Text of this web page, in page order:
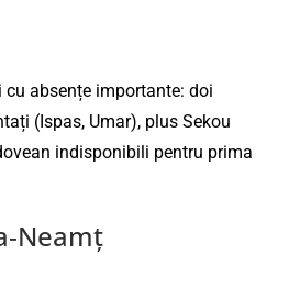
absențe importante: doi
(Ispas, Umar), plus Sekou
indisponibili pentru prima